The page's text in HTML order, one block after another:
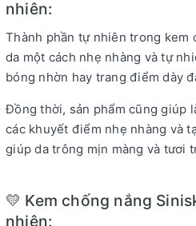
nhiên:
Thành phần tự nhiên trong kem
da một cách nhẹ nhàng và tự
bóng nhờn hay trang điểm dày
Đồng thời, sản phẩm cũng giúp
các khuyết điểm nhẹ nhàng và
giúp da trông mịn màng và tươi
💛 Kem chống nắng
nhiên: